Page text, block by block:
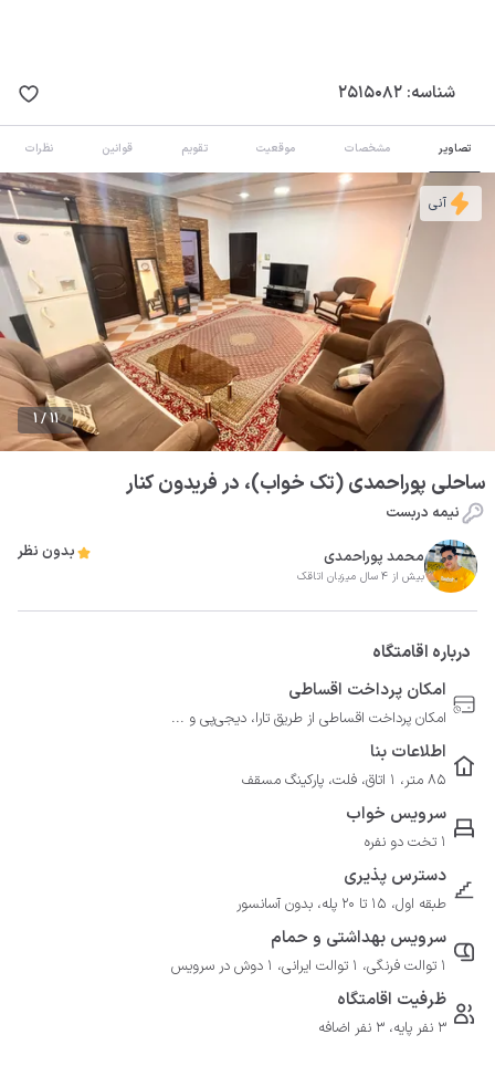
شناسه: 2515082
تصاویر مشخصات موقعیت تقویم قوانین نظرات
1 / 11
آنی
ساحلی پوراحمدی (تک خواب)، در فریدون کنار
نیمه دربست
محمد پوراحمدی
بیش از 4 سال میزبان اتاقک
بدون نظر
درباره اقامتگاه
امکان پرداخت اقساطی
امکان پرداخت اقساطی از طریق تارا، دیجی‌پی و ...
اطلاعات بنا
85 متر، 1 اتاق، فلت، پارکینگ مسقف
سرویس خواب
1 تخت دو نفره
دسترس پذیری
طبقه اول، 15 تا 20 پله، بدون آسانسور
سرویس بهداشتی و حمام
1 توالت فرنگی، 1 توالت ایرانی، 1 دوش در سرویس
ظرفیت اقامتگاه
3 نفر پایه، 3 نفر اضافه